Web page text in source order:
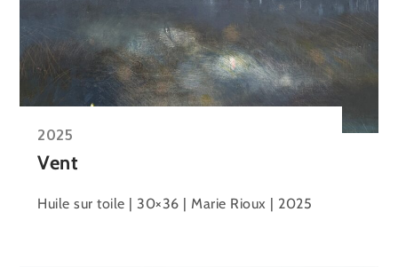
2025
Vent
Huile sur toile | 30×36 | Marie Rioux | 2025